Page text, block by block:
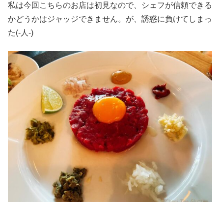
私は今回こちらのお店は初見なので、シェフが信頼できる
かどうかはジャッジできません。が、誘惑に負けてしまっ
た(-人-)